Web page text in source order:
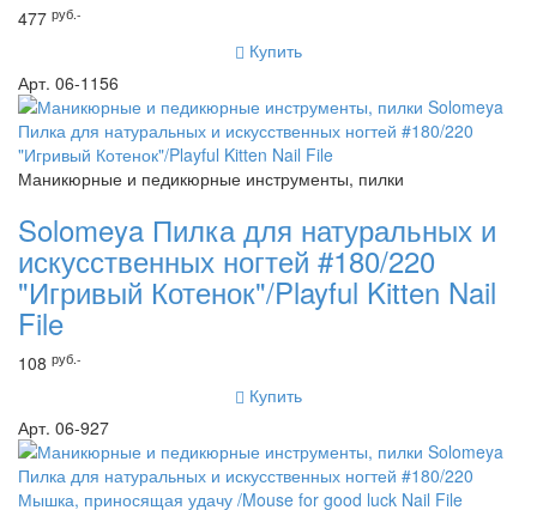
477 руб.-
Купить
Арт. 06-1156
Маникюрные и педикюрные инструменты, пилки
Solomeya Пилка для натуральных и
искусственных ногтей #180/220
"Игривый Котенок"/Playful Kitten Nail
File
108 руб.-
Купить
Арт. 06-927